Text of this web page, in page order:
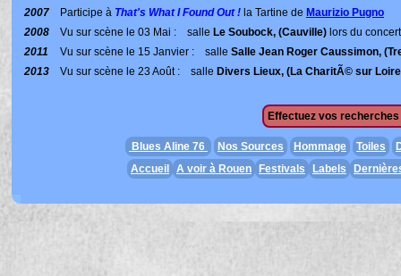
2007
Participe à That's What I Found Out ! la Tartine de Maurizio Pugno
2008
Vu sur scène le 03 Mai : salle Le Soubock, (Cauville) lors du
2011
Vu sur scène le 15 Janvier : salle Salle Jean Roger Caussimon,
2013
Vu sur scène le 23 Août : salle Divers Lieux, (La CharitÃ© sur
Effectuez vos recherches
Blues Aline 76 Nos Sources Hommage Toiles
Accueil
A voir à Rouen Festivals Labels